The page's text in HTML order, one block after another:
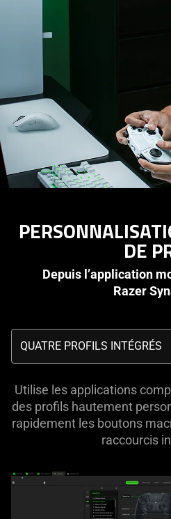
DE
Depuis l’application
Razer
Triggering
the
menu
below
will
content
of
Utilise les applications
des profils hautement
rapidement les boutons
raccourcis